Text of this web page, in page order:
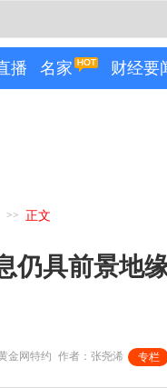
播 名家 财经要
>> 正文
仍具前景地
金网特约 作者：张尧浠 专栏